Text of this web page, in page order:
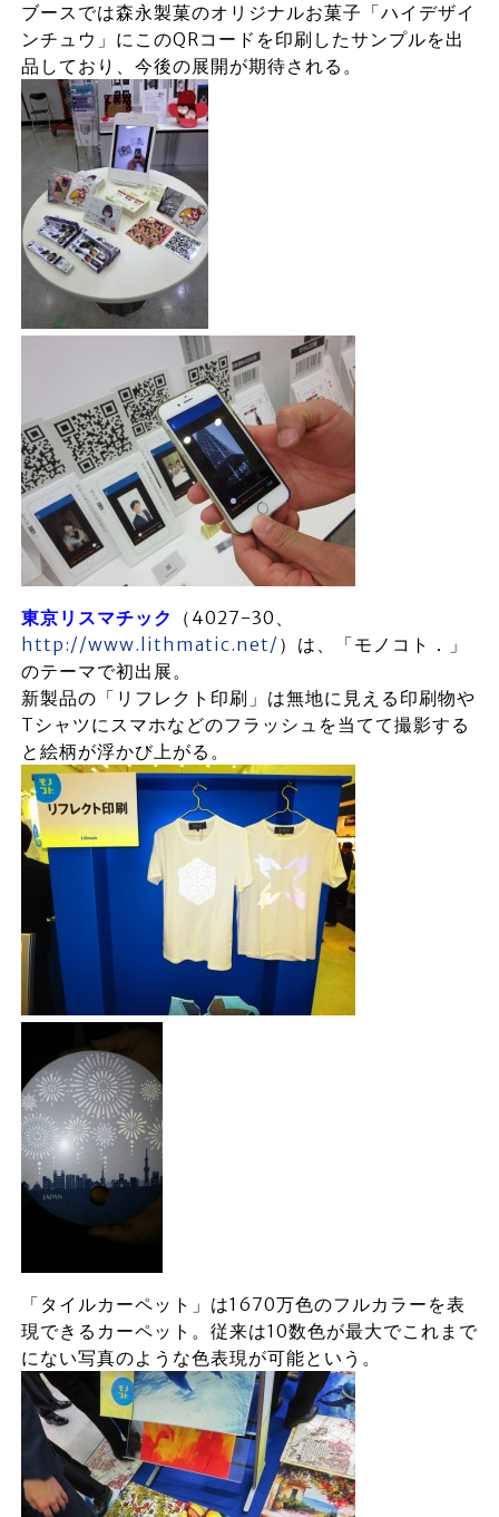
ブースでは森永製菓のオリジナルお菓子「ハイデザイ
ンチュウ」にこのQRコードを印刷したサンプルを出
品しており、今後の展開が期待される。
東京リスマチック
（4027-30、
http://www.lithmatic.net/ ）は、「モノコト．」
のテーマで初出展。
新製品の「リフレクト印刷」は無地に見える印刷物や
Tシャツにスマホなどのフラッシュを当てて撮影する
と絵柄が浮かび上がる。
「タイルカーペット」は1670万色のフルカラーを表
現できるカーペット。従来は10数色が最大でこれまで
にない写真のような色表現が可能という。